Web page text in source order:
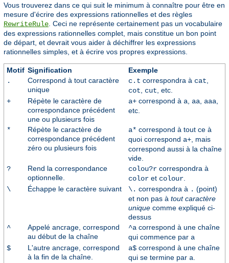
Vous trouverez dans ce qui suit le minimum à connaître pour être en
mesure d'écrire des expressions rationnelles et des règles
RewriteRule . Ceci ne représente certainement pas un vocabulaire
des expressions rationnelles complet, mais constitue un bon point
de départ, et devrait vous aider à déchiffrer les expressions
rationnelles simples, et à écrire vos propres expressions.
Motif Signification
Exemple
.
Correspond à tout caractère
unique
c.t correspondra à cat
cot
cut , etc.
+
Répète le caractère de
correspondance précédent
une ou plusieurs fois
a+correspond à a aa aaa
etc.
*
Répète le caractère de
correspondance précédent
zéro ou plusieurs fois
a* correspond à tout ce à
quoi correspond a+, mais
correspond aussi à la chaîne
vide.
?
Rend la correspondance
optionnelle.
colou?rcorrespondra à
coloret colour.
\
Échappe le caractère suivant \. correspondra à . (point)
et non pas à tout caractère
uniquecomme expliqué ci-
dessus
^
Appelé ancrage, correspond
au début de la chaîne
^a correspond à une chaîne
qui commence par a
$
L'autre ancrage, correspond
à la fin de la chaîne.
a$correspond à une chaîne
qui se termine par a